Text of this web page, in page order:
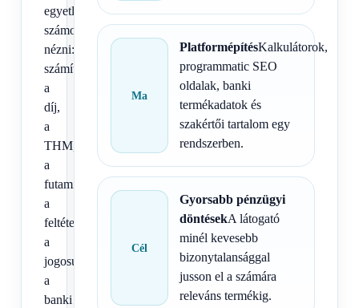
egyetlen
számot
nézni:
számít
a
díj,
a
THM,
a
futamidő,
a
feltételrendszer,
a
jogosultság,
a
banki
Ma
PlatformépítésKalkulátorok,
programmatic SEO
oldalak, banki
termékadatok és
szakértői tartalom egy
rendszerben.
Cél
Gyorsabb pénzügyi
döntésekA látogató
minél kevesebb
bizonytalansággal
jusson el a számára
releváns termékig.